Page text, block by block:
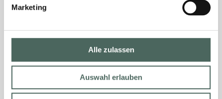
Marketing
Alle zulassen
Auswahl erlauben